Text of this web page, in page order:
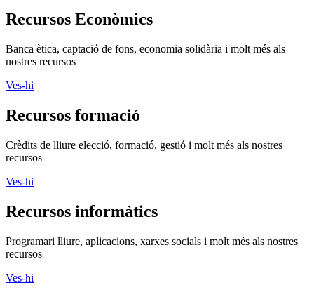
Recursos Econòmics
Banca ètica, captació de fons, economia solidària i molt més als
nostres recursos
Ves-hi
Recursos formació
Crèdits de lliure elecció, formació, gestió i molt més als nostres
recursos
Ves-hi
Recursos informàtics
Programari lliure, aplicacions, xarxes socials i molt més als nostres
recursos
Ves-hi